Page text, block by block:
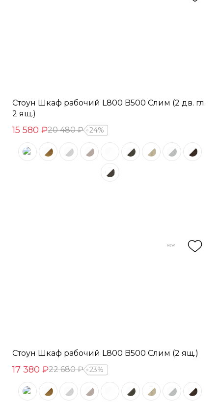
Стоун Шкаф рабочий L800 B500 Слим (2 дв. гл.
2 ящ.)
15 580 ₽20 480 ₽ 24%
Стоун Шкаф рабочий L800 B500 Слим (2 ящ.)
17 380 ₽22 680 ₽ 23%